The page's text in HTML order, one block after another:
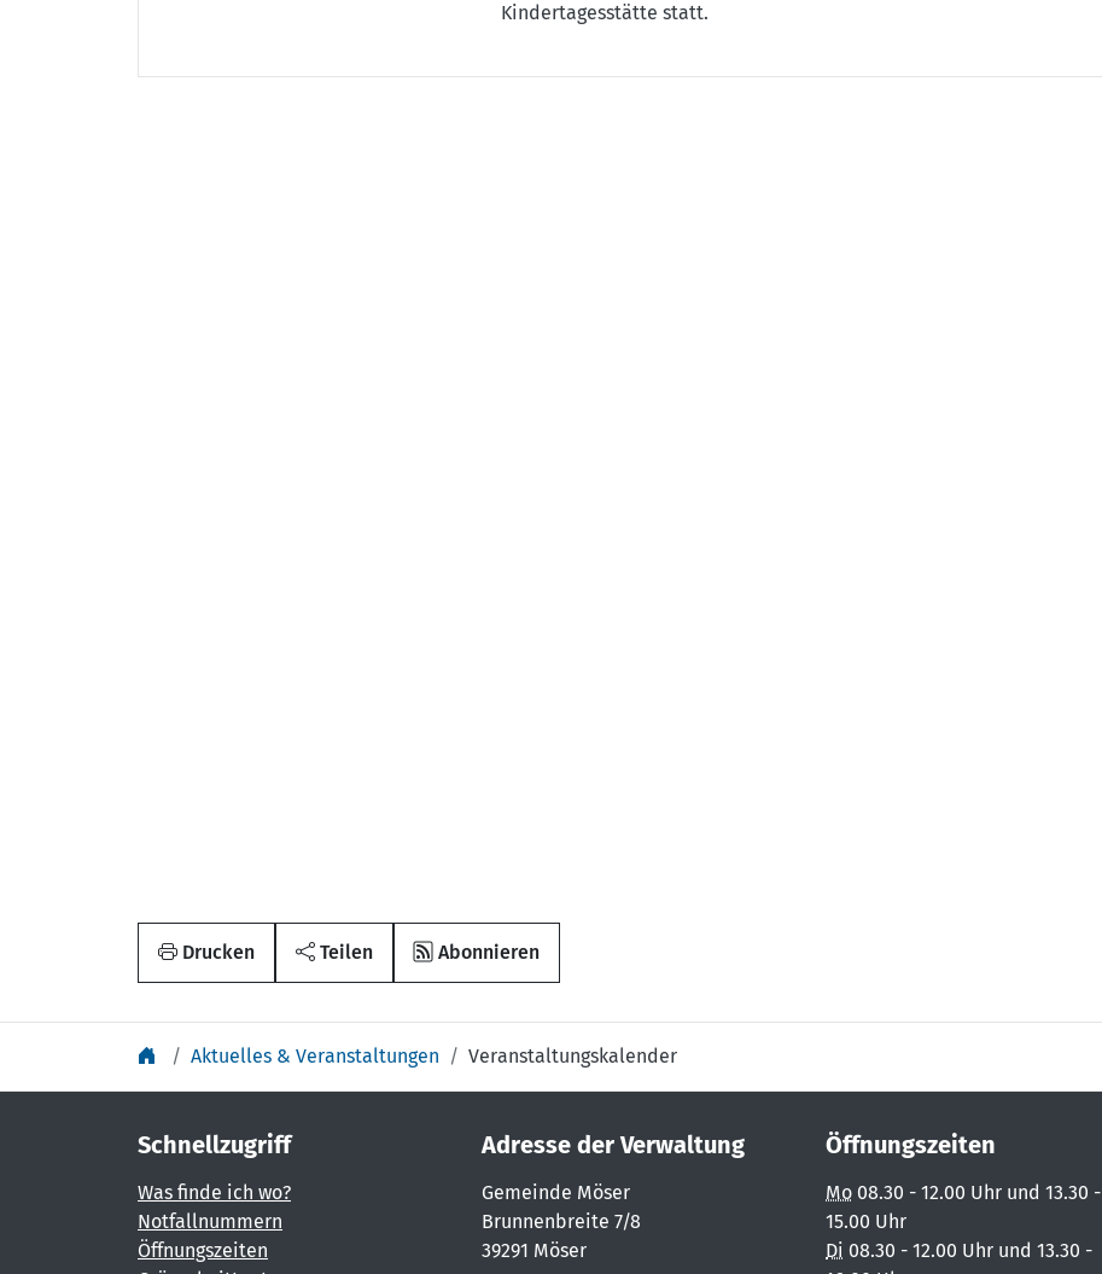
Kindertagesstätte statt.
Drucken Teilen Abonnieren
Aktuelles & Veranstaltungen Veranstaltungskalender
Schnellzugriff
Was finde ich wo?
Notfallnummern
Öffnungszeiten
Adresse der Verwaltung
Gemeinde Möser
Brunnenbreite 7/8
39291 Möser
Öffnungszeiten
Mo 08.30 - 12.00 Uhr und 13.30 -
15.00 Uhr
Di 08.30 - 12.00 Uhr und 13.30 -